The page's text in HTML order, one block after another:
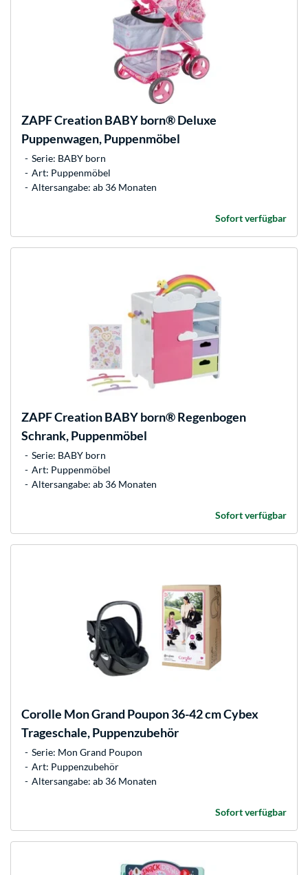
ZAPF CreationBABY born® Deluxe
Puppenwagen, Puppenmöbel
Serie: BABY born
Art: Puppenmöbel
Altersangabe: ab 36 Monaten
Sofort verfügbar
ZAPF CreationBABY born® Regenbogen
Schrank, Puppenmöbel
Serie: BABY born
Art: Puppenmöbel
Altersangabe: ab 36 Monaten
Sofort verfügbar
Corolle Mon Grand Poupon 36-42 cm Cybex
Trageschale, Puppenzubehör
Serie: Mon Grand Poupon
Art: Puppenzubehör
Altersangabe: ab 36 Monaten
Sofort verfügbar